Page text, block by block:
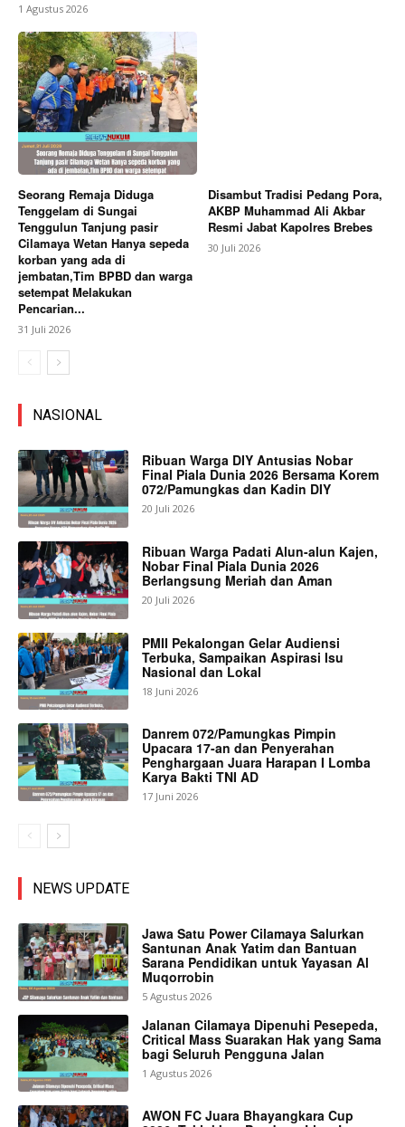
1 Agustus 2026
Seorang Remaja Diduga
Tenggelam di Sungai
Tenggulun Tanjung pasir
Cilamaya Wetan Hanya sepeda
korban yang ada di
jembatan,Tim BPBD dan warga
setempat Melakukan
Pencarian...
31 Juli 2026
Disambut Tradisi Pedang Pora,
AKBP Muhammad Ali Akbar
Resmi Jabat Kapolres Brebes
30 Juli 2026
NASIONAL
Ribuan Warga DIY Antusias Nobar
Final Piala Dunia 2026 Bersama Korem
072/Pamungkas dan Kadin DIY
20 Juli 2026
Ribuan Warga Padati Alun-alun Kajen,
Nobar Final Piala Dunia 2026
Berlangsung Meriah dan Aman
20 Juli 2026
PMII Pekalongan Gelar Audiensi
Terbuka, Sampaikan Aspirasi Isu
Nasional dan Lokal
18 Juni 2026
Danrem 072/Pamungkas Pimpin
Upacara 17-an dan Penyerahan
Penghargaan Juara Harapan I Lomba
Karya Bakti TNI AD
17 Juni 2026
NEWS UPDATE
Jawa Satu Power Cilamaya Salurkan
Santunan Anak Yatim dan Bantuan
Sarana Pendidikan untuk Yayasan Al
Muqorrobin
5 Agustus 2026
Jalanan Cilamaya Dipenuhi Pesepeda,
Critical Mass Suarakan Hak yang Sama
bagi Seluruh Pengguna Jalan
1 Agustus 2026
AWON FC Juara Bhayangkara Cup